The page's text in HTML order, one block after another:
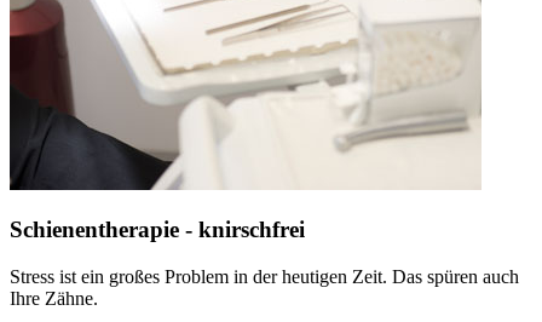
Schienentherapie - knirschfrei
Stress ist ein großes Problem in der heutigen Zeit. Das spüren auch
Ihre Zähne.